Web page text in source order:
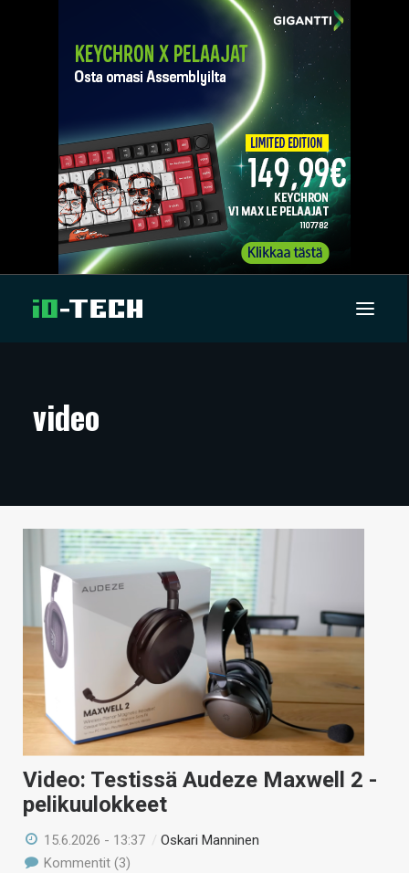
ARTIKKELIT
TECHBBS
HINTA.FI
KAUPPA
VAIHDA TEEMA
HAKU
video
Video: Testissä Audeze Maxwell 2 -
pelikuulokkeet
15.6.2026 - 13:37 /Oskari Manninen
Kommentit (3)